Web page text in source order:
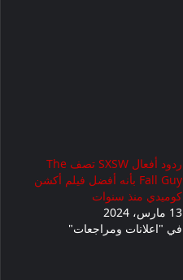
ردود أفعال SXSW تصف The
Fall Guy بأنه أفضل فيلم أكشن
كوميدي منذ سنوات
13 مارس، 2024
في "اعلانات ومراجعات"